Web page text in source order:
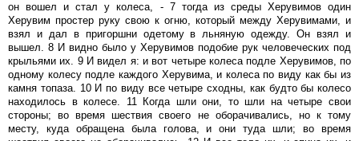
он вошел и стал у колеса, - 7 тогда из среды Херувимов один
Херувим простер руку свою к огню, который между Херувимами, и
взял и дал в пригоршни одетому в льняную одежду. Он взял и
вышел. 8 И видно было у Херувимов подобие рук человеческих под
крыльями их. 9 И видел я: и вот четыре колеса подле Херувимов, по
одному колесу подле каждого Херувима, и колеса по виду как бы из
камня топаза. 10 И по виду все четыре сходны, как будто бы колесо
находилось в колесе. 11 Когда шли они, то шли на четыре свои
стороны; во время шествия своего не оборачивались, но к тому
месту, куда обращена была голова, и они туда шли; во время